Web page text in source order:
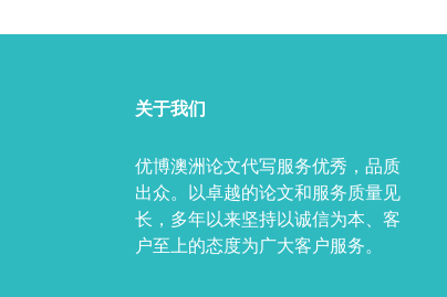
关于我们
优博澳洲论文代写服务优秀，品质
出众。以卓越的论文和服务质量见
长，多年以来坚持以诚信为本、客
户至上的态度为广大客户服务。